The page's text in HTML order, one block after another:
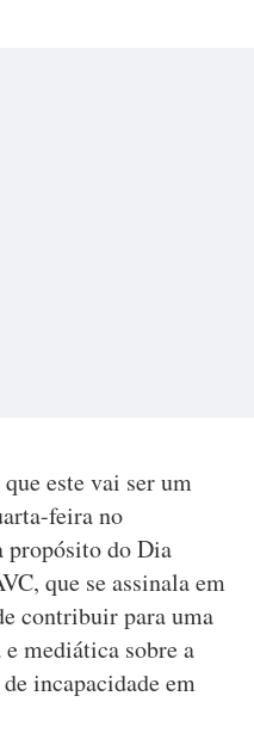
este vai ser um
feira no
propósito do Dia
que se assinala em
contribuir para uma
mediática sobre a
incapacidade em